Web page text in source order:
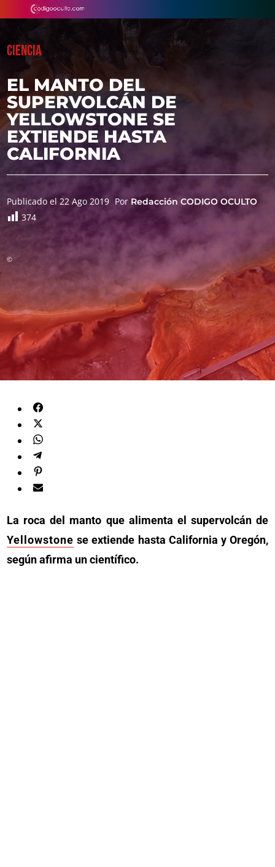
CIENCIA
EL MANTO DEL
SUPERVOLCÁN DE
YELLOWSTONE SE
EXTIENDE HASTA
CALIFORNIA
Publicado el 22 Ago 2019 Por Redacción CODIGO OCULTO
374
©
La roca del manto que alimenta el supervolcán de
Yellowstone se extiende hasta California y Oregón,
según afirma un científico.